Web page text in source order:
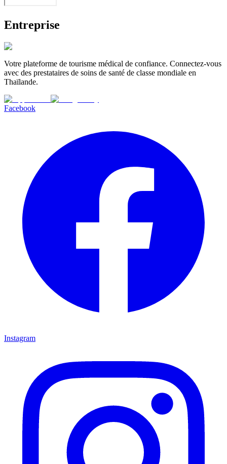
Entreprise
Votre plateforme de tourisme médical de confiance. Connectez-vous
avec des prestataires de soins de santé de classe mondiale en
Thaïlande.
Facebook
Instagram